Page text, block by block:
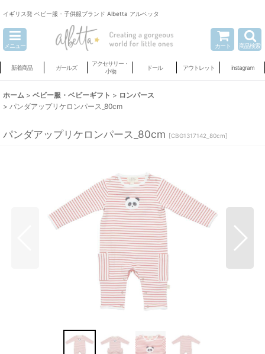
イギリス発 ベビー服・子供服ブランド Albetta アルベッタ
メニュー カート 商品検索
新着商品 ガールズ
アクセサリー・
小物
ドール アウトレット instagram
ホーム > ベビー服・ベビーギフト > ロンパース
> パンダアップリケロンパース_80cm
パンダアップリケロンパース_80cm [CBG1317142_80cm]